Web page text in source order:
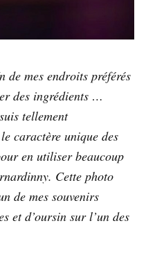
de mes endroits préférés
des ingrédients …
tellement
caractère unique des
en utiliser beaucoup
Cette photo
de mes souvenirs
et d’oursin sur l’un des